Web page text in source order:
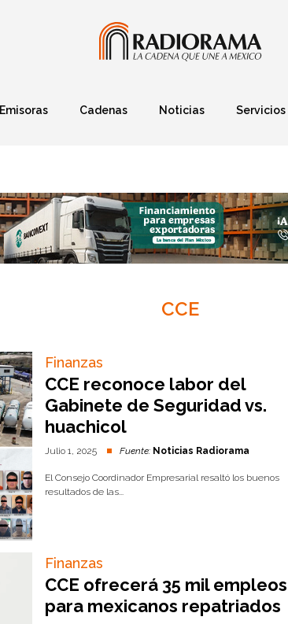
Emisoras Cadenas Noticias Servicios
CCE
Finanzas
CCE reconoce labor del
Gabinete de Seguridad vs.
huachicol
Julio 1, 2025 Fuente: Noticias Radiorama
El Consejo Coordinador Empresarial resaltó los buenos
resultados de las...
Finanzas
CCE ofrecerá 35 mil empleos
para mexicanos repatriados